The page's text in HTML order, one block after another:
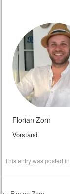
Florian Zorn
Vorstand
This entry was posted